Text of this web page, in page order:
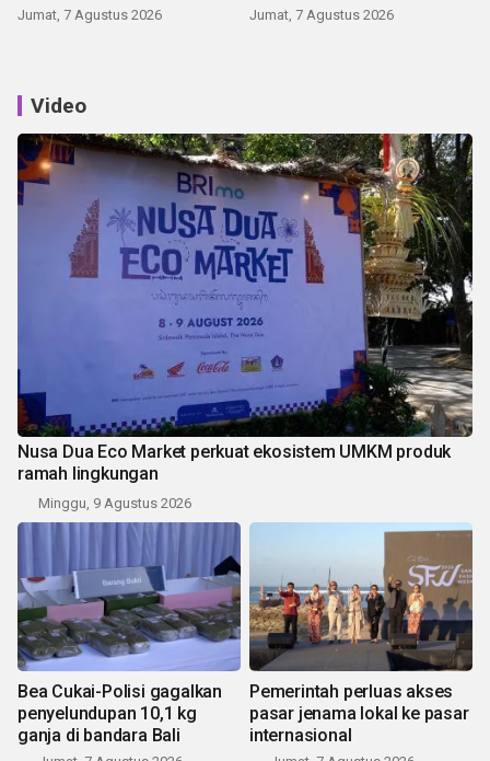
Jumat, 7 Agustus 2026 Jumat, 7 Agustus 2026
Video
Nusa Dua Eco Market perkuat ekosistem UMKM produk
ramah lingkungan
Minggu, 9 Agustus 2026
Bea Cukai-Polisi gagalkan
penyelundupan 10,1 kg
ganja di bandara Bali
Pemerintah perluas akses
pasar jenama lokal ke pasar
internasional